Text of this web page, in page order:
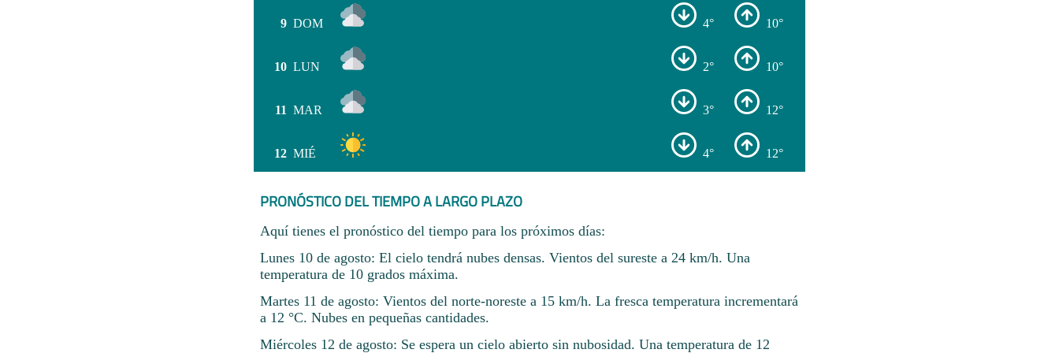
9 DOM 4° 10°
10 LUN 2° 10°
11 MAR 3° 12°
12 MIÉ 4° 12°
PRONÓSTICO DEL TIEMPO A LARGO PLAZO
Aquí tienes el pronóstico del tiempo para los próximos días:
Lunes 10 de agosto: El cielo tendrá nubes densas. Vientos del sureste a 24 km/h. Una
temperatura de 10 grados máxima.
Martes 11 de agosto: Vientos del norte-noreste a 15 km/h. La fresca temperatura incrementará
a 12 °C. Nubes en pequeñas cantidades.
Miércoles 12 de agosto: Se espera un cielo abierto sin nubosidad. Una temperatura de 12